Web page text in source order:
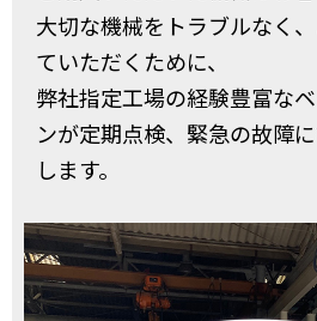
大切な機械をトラブルなく
ていただくために、
弊社指定工場の経験豊富な
ンが定期点検、緊急の故障
します。